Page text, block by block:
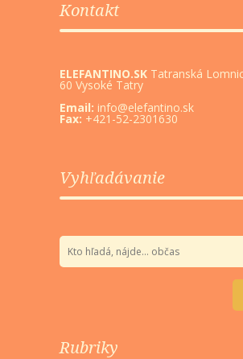
Kontakt
ELEFANTINO.SK Tatranská
60 Vysoké Tatry
Email: info@elefantino.sk
Fax: +421-52-2301630
Vyhľadávanie
Rubriky